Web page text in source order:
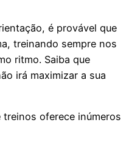
é provável que
treinando sempre nos
ritmo. Saiba que
irá maximizar a sua
oferece inúmeros